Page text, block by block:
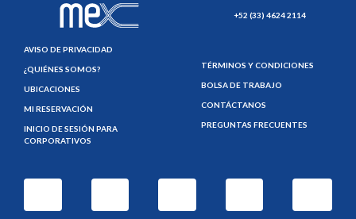
+52 (33) 4624 2114
AVISO DE PRIVACIDAD
¿QUIÉNES SOMOS?
UBICACIONES
MI RESERVACIÓN
INICIO DE SESIÓN PARA
CORPORATIVOS
TÉRMINOS Y CONDICIONES
BOLSA DE TRABAJO
CONTÁCTANOS
PREGUNTAS FRECUENTES